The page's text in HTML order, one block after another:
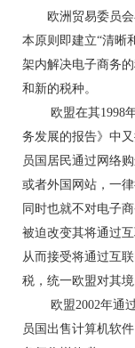
欧洲贸易委员会
本原则即建立“清晰
架内解决电子商务
和新的税种。
欧盟在其1998年
务发展的报告》中
员国居民通过网络
或者外国网站，一
同时也就不对电子
被迫改变其将通过
从而接受将通过互
税，统一欧盟对其
欧盟2002年通过
员国出售计算机软